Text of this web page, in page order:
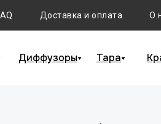
Доставка и оплата О
Диффузоры Тара